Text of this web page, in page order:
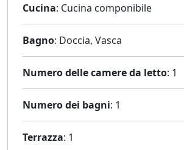
Cucina: Cucina componibile
Bagno: Doccia, Vasca
Numero delle camere da letto: 1
Numero dei bagni: 1
Terrazza: 1